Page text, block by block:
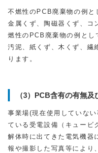
不燃性のPCB廃棄物の例と
金属くず、陶磁器くず、コ
燃性のPCB廃棄物の例とし
汚泥、紙くず、木くず、繊
ります。
（3）PCB含有の有無
事業場(現在使用していな
ている受電設備（キュービ
解体時に出てきた電気機器
報や撮影した写真等により